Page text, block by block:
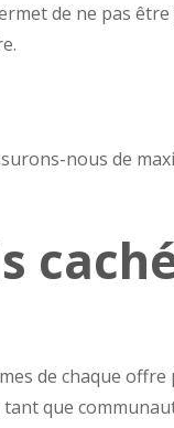
de ne pas
nous de
de chaque offre
que